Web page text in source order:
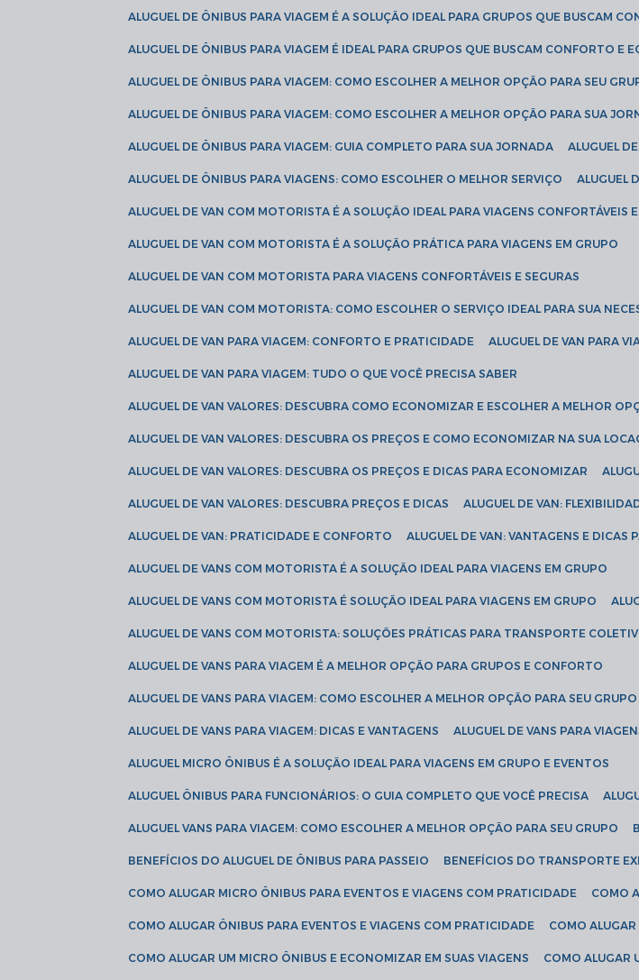
ALUGUEL DE ÔNIBUS PARA VIAGEM É A SOLUÇÃO IDEAL PARA GRUPOS QUE BUSCAM
ALUGUEL DE ÔNIBUS PARA VIAGEM É IDEAL PARA GRUPOS QUE BUSCAM CONFORTO E
ALUGUEL DE ÔNIBUS PARA VIAGEM: COMO ESCOLHER A MELHOR OPÇÃO PARA SEU
ALUGUEL DE ÔNIBUS PARA VIAGEM: COMO ESCOLHER A MELHOR OPÇÃO PARA SUA
ALUGUEL DE ÔNIBUS PARA VIAGEM: GUIA COMPLETO PARA SUA JORNADA ALUGUEL
ALUGUEL DE ÔNIBUS PARA VIAGENS: COMO ESCOLHER O MELHOR SERVIÇO
ALUGUEL DE VAN COM MOTORISTA É A SOLUÇÃO IDEAL PARA VIAGENS CONFORTÁVEIS
ALUGUEL DE VAN COM MOTORISTA É A SOLUÇÃO PRÁTICA PARA VIAGENS EM GRUPO
ALUGUEL DE VAN COM MOTORISTA PARA VIAGENS CONFORTÁVEIS E SEGURAS
ALUGUEL DE VAN COM MOTORISTA: COMO ESCOLHER O SERVIÇO IDEAL PARA SUA
ALUGUEL DE VAN PARA VIAGEM: CONFORTO E PRATICIDADE ALUGUEL DE VAN PARA
ALUGUEL DE VAN PARA VIAGEM: TUDO O QUE VOCÊ PRECISA SABER
ALUGUEL DE VAN VALORES: DESCUBRA COMO ECONOMIZAR E ESCOLHER A MELHOR
ALUGUEL DE VAN VALORES: DESCUBRA OS PREÇOS E COMO ECONOMIZAR NA SUA
ALUGUEL DE VAN VALORES: DESCUBRA OS PREÇOS E DICAS PARA ECONOMIZAR
ALUGUEL DE VAN VALORES: DESCUBRA PREÇOS E DICAS ALUGUEL DE VAN:
ALUGUEL DE VAN: PRATICIDADE E CONFORTO ALUGUEL DE VAN: VANTAGENS E DICAS
ALUGUEL DE VANS COM MOTORISTA É A SOLUÇÃO IDEAL PARA VIAGENS EM GRUPO
ALUGUEL DE VANS COM MOTORISTA É SOLUÇÃO IDEAL PARA VIAGENS EM GRUPO
ALUGUEL DE VANS COM MOTORISTA: SOLUÇÕES PRÁTICAS PARA TRANSPORTE
ALUGUEL DE VANS PARA VIAGEM É A MELHOR OPÇÃO PARA GRUPOS E CONFORTO
ALUGUEL DE VANS PARA VIAGEM: COMO ESCOLHER A MELHOR OPÇÃO PARA SEU GRUPO
ALUGUEL DE VANS PARA VIAGEM: DICAS E VANTAGENS ALUGUEL DE VANS PARA
ALUGUEL MICRO ÔNIBUS É A SOLUÇÃO IDEAL PARA VIAGENS EM GRUPO E EVENTOS
ALUGUEL ÔNIBUS PARA FUNCIONÁRIOS: O GUIA COMPLETO QUE VOCÊ PRECISA
ALUGUEL VANS PARA VIAGEM: COMO ESCOLHER A MELHOR OPÇÃO PARA SEU GRUPO
BENEFÍCIOS DO ALUGUEL DE ÔNIBUS PARA PASSEIO BENEFÍCIOS DO TRANSPORTE
COMO ALUGAR MICRO ÔNIBUS PARA EVENTOS E VIAGENS COM PRATICIDADE COMO
COMO ALUGAR ÔNIBUS PARA EVENTOS E VIAGENS COM PRATICIDADE COMO
COMO ALUGAR UM MICRO ÔNIBUS E ECONOMIZAR EM SUAS VIAGENS COMO